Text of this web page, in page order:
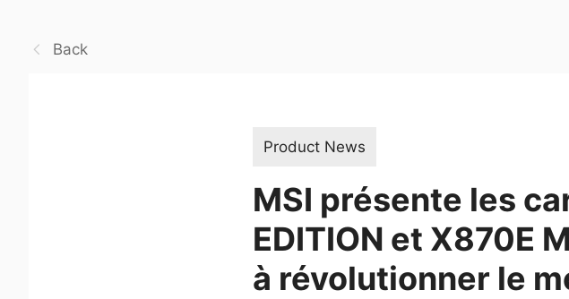
Back
Product News
MSI présente les
EDITION et X870E
à révolutionner le